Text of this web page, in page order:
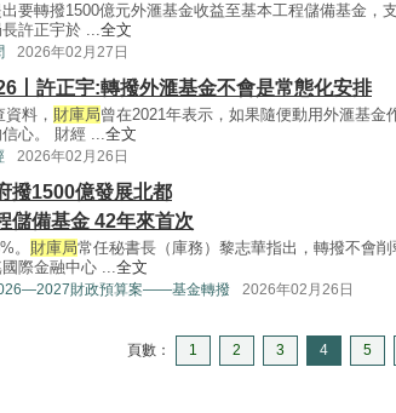
出要轉撥1500億元外滙基金收益至基本工程儲備基金，
長許正宇於 ...全文
2026年02月27日
丨許正宇:轉撥外滙基金不會是常態化安排
料， 財庫局曾在2021年表示，如果隨便動用外滙基金
心。 財經 ...全文
2026年02月26日
撥1500億發展北都
儲備基金 42年來首次
。 財庫局常任秘書長（庫務）黎志華指出，轉撥不會
際金融中心 ...全文
財政預算案——基金轉撥 2026年02月26日
頁數： 1 2 3 4 5